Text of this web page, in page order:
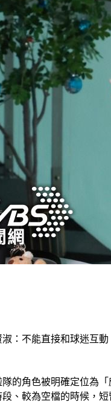
：不能直接和球迷互動
的角色被明確定位為
、較為空檔的時候，